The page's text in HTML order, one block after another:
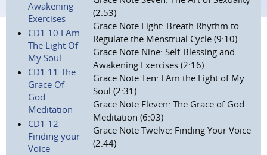
Awakening
Exercises
CD1 10 I Am
The Light Of
My Soul
CD1 11 The
Grace Of
God
Meditation
CD1 12
Finding your
Voice
(2:53)
Grace Note Eight: Breath Rhythm to
Regulate the Menstrual Cycle (9:10)
Grace Note Nine: Self-Blessing and
Awakening Exercises (2:16)
Grace Note Ten: I Am the Light of My
Soul (2:31)
Grace Note Eleven: The Grace of God
Meditation (6:03)
Grace Note Twelve: Finding Your Voice
(2:44)